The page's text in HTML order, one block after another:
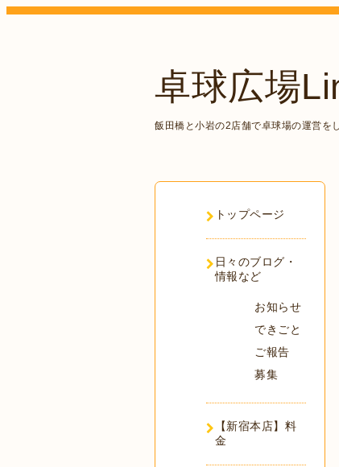
卓球広場
飯田橋と小岩の2店舗で卓球場の運営を
トップページ
日々のブログ・
情報など
お知らせ
できごと
ご報告
募集
【新宿本店】料
金